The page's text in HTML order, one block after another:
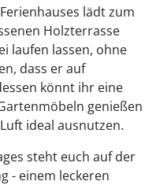
lädt zum
Holzterrasse
laufen lassen, ohne
dass er auf
könnt ihr eine
genießen
ideal ausnutzen.
steht euch auf der
- einem leckeren